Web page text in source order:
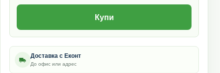
Купи
Доставка с Еконт
До офис или адрес